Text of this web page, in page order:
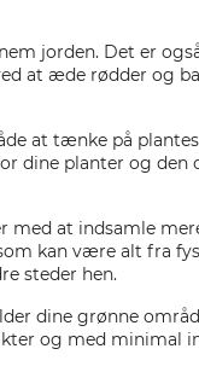
jorden. Det er
at æde rødder og
at tænke på
dine planter og
med at indsamle
kan være alt fra
steder hen.
dine grønne
og med minimal